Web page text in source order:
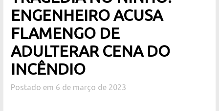
ENGENHEIRO ACUSA
FLAMENGO DE
ADULTERAR CENA DO
INCÊNDIO
Postado em 6 de março de 2023